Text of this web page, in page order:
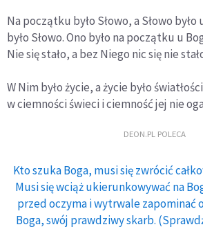
Na początku było Słowo, a Słowo było
było Słowo. Ono było na początku u
Nie się stało, a bez Niego nic się nie
W Nim było życie, a życie było
w ciemności świeci i ciemność jej nie
DEON.PL POLECA
Kto szuka Boga, musi się zwrócić
Musi się wciąż ukierunkowywać na
przed oczyma i wytrwale zapominać
Boga, swój prawdziwy skarb.